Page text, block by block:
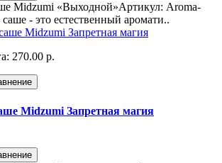
Midzumi «Выходной»Артикул: Aroma-
- это естественный аромати..
270.00 р.
Midzumi Запретная магия